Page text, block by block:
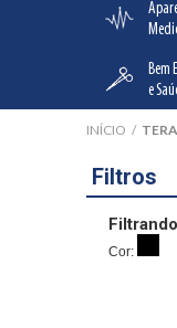
Bem
e
INÍCIO /
Filtros
Cor: